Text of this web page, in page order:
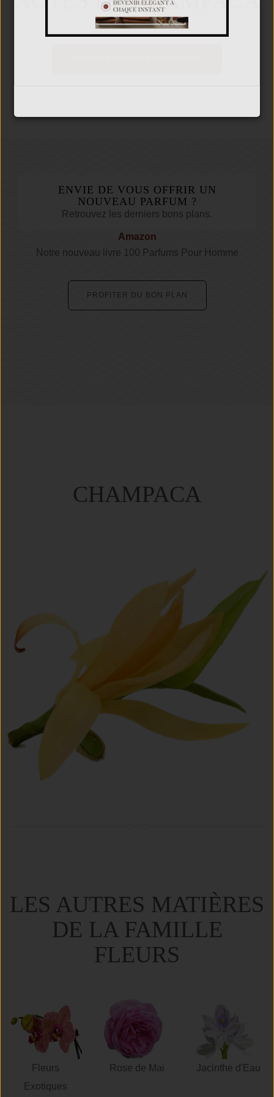
ENVIE DE VOUS OFFRIR UN
NOUVEAU PARFUM ?
Retrouvez les derniers bons plans.
Amazon
Notre nouveau livre 100 Parfums Pour Homme
PROFITER DU BON PLAN
CHAMPACA
LES AUTRES MATIÈRES
DE LA FAMILLE
FLEURS
Fleurs
Exotiques
Rose de Mai Jacinthe d'Eau